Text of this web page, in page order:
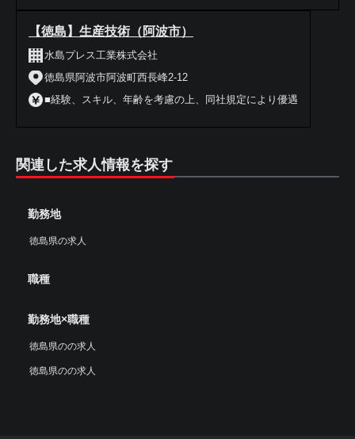
【徳島】生産技術（阿波市）
水島プレス工業株式会社
徳島県阿波市阿波町西長峰2-12
■経験、スキル、年齢を考慮の上、同社規定により優遇
関連した求人情報を探す
勤務地
徳島県の求人
職種
勤務地×職種
徳島県のの求人
徳島県のの求人